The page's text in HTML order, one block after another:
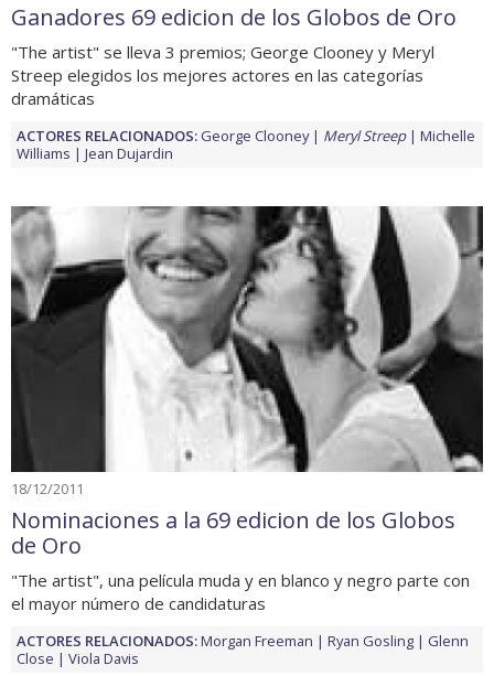
Ganadores 69 edicion de los Globos de Oro
"The artist" se lleva 3 premios; George Clooney y Meryl
Streep elegidos los mejores actores en las categorías
dramáticas
ACTORES RELACIONADOS: George Clooney Meryl Streep
Michelle
Williams
Jean Dujardin
18/12/2011
Nominaciones a la 69 edicion de los Globos
de Oro
"The artist", una película muda y en blanco y negro parte con
el mayor número de candidaturas
ACTORES RELACIONADOS:Morgan Freeman Ryan Gosling
Glenn
Close
Viola Davis